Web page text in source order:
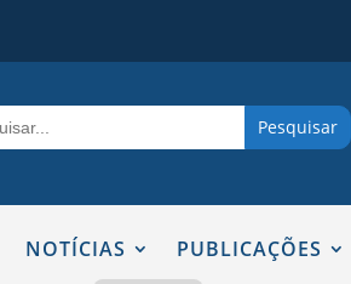
NOTÍCIAS PUBLICAÇÕES